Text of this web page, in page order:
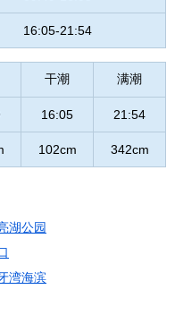
16:05-21:54
干潮 满潮
16:05 21:54
102cm 342cm
湖公园
湾海滨